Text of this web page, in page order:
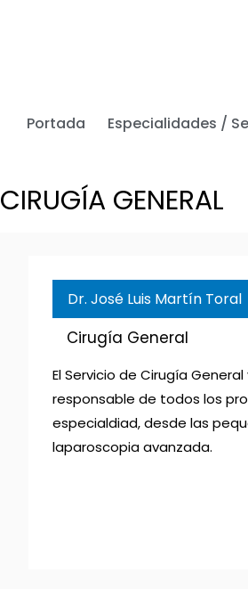
Portada Especialidades /
CIRUGÍA GENERAL
Dr. José Luis Martín Toral
Cirugía General
El Servicio de Cirugía
responsable de todos los
especialdiad, desde las
laparoscopia avanzada.